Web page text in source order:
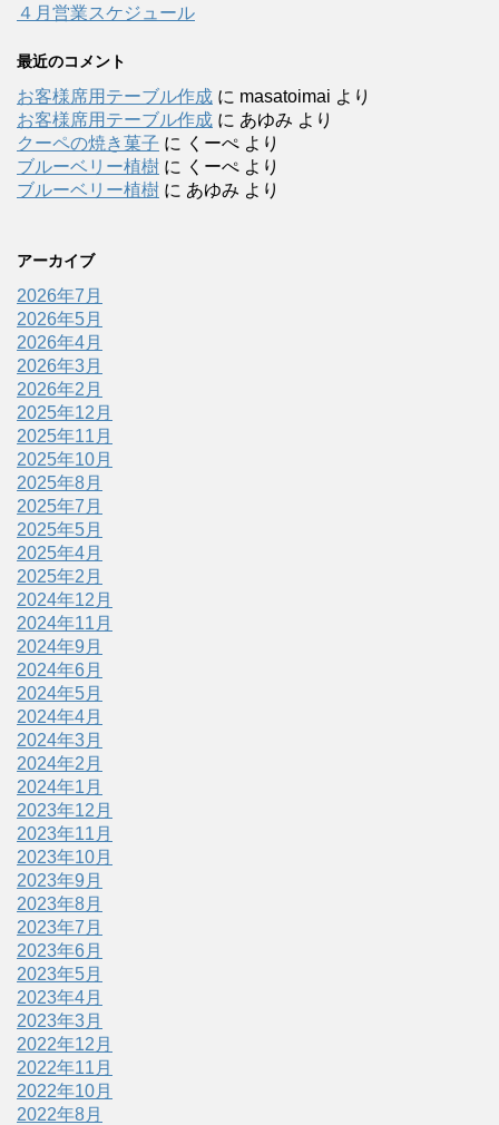
４月営業スケジュール
最近のコメント
お客様席用テーブル作成 に masatoimai より
お客様席用テーブル作成 に あゆみ より
クーペの焼き菓子 に くーぺ より
ブルーベリー植樹 に くーぺ より
ブルーベリー植樹 に あゆみ より
アーカイブ
2026年7月
2026年5月
2026年4月
2026年3月
2026年2月
2025年12月
2025年11月
2025年10月
2025年8月
2025年7月
2025年5月
2025年4月
2025年2月
2024年12月
2024年11月
2024年9月
2024年6月
2024年5月
2024年4月
2024年3月
2024年2月
2024年1月
2023年12月
2023年11月
2023年10月
2023年9月
2023年8月
2023年7月
2023年6月
2023年5月
2023年4月
2023年3月
2022年12月
2022年11月
2022年10月
2022年8月